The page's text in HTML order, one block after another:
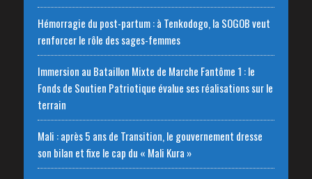
Hémorragie du post-partum : à Tenkodogo, la SOGOB veut
renforcer le rôle des sages-femmes
Immersion au Bataillon Mixte de Marche Fantôme 1 : le
Fonds de Soutien Patriotique évalue ses réalisations sur le
terrain
Mali : après 5 ans de Transition, le gouvernement dresse
son bilan et fixe le cap du « Mali Kura »